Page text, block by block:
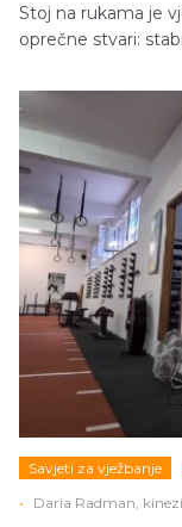
Stoj na rukama je
oprečne stvari:
Savjeti za vježbanje
•
Daria Radman,